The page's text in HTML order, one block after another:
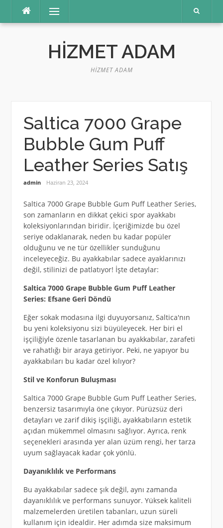
Menü
HIZMET ADAM
HIZMET ADAM
Saltica 7000 Grape
Bubble Gum Puff
Leather Series Satış
admin Haziran 23, 2024
Saltica 7000 Grape Bubble Gum Puff Leather Series,
son zamanların en dikkat çekici spor ayakkabı
koleksiyonlarından biridir. İçeriğimizde bu özel
seriye odaklanarak, neden bu kadar popüler
olduğunu ve ne tür özellikler sunduğunu
inceleyeceğiz. Bu ayakkabılar sadece ayaklarınızı
değil, stilinizi de patlatıyor! İşte detaylar:
Saltica 7000 Grape Bubble Gum Puff Leather
Series: Efsane Geri Döndü
Eğer sokak modasına ilgi duyuyorsanız, Saltica'nın
bu yeni koleksiyonu sizi büyüleyecek. Her biri el
işçiliğiyle özenle tasarlanan bu ayakkabılar, zarafeti
ve rahatlığı bir araya getiriyor. Peki, ne yapıyor bu
ayakkabıları bu kadar özel kılıyor?
Stil ve Konforun Buluşması
Saltica 7000 Grape Bubble Gum Puff Leather Series,
benzersiz tasarımıyla öne çıkıyor. Pürüzsüz deri
detayları ve zarif dikiş işçiliği, ayakkabıların estetik
açıdan mükemmel olmasını sağlıyor. Ayrıca, renk
seçenekleri arasında yer alan üzüm rengi, her tarza
uyum sağlayacak kadar çok yönlü.
Dayanıklılık ve Performans
Bu ayakkabılar sadece şık değil, aynı zamanda
dayanıklılık ve performans sunuyor. Yüksek kaliteli
malzemelerden üretilen tabanları, uzun süreli
kullanım için idealdir. Her adımda size maksimum